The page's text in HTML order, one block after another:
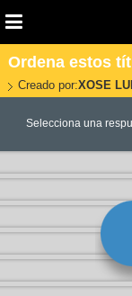
Ordena estos
Creado por:XOSE
Selecciona una